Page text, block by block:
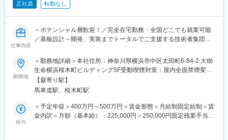
正社員 転勤なし
仕事内容
～ポテンシャル層歓迎！／完全在宅勤務・全国どこでも就業可能
／基板設計～開発、実装までトータルでご支援する技術者集団／
■募集背景
AI技術の進化や、スマートフォン等の電子機器の開発加速に伴
い、そこに使用される基板の高品質化も進んでいます。
当社は2008年に創業し、大手セットメーカーで開発を手がけてい
た人材で技術陣を構成し「回路設計がわかるアートワーク屋」と
して、基板設計から製造、実装までをトータルで承っています。
勤務地
＜勤務地詳細＞本社住所：神奈川県横浜市中区太田町6-84-2 大樹
生命横浜桜木町ビルディング5F受動喫煙対策：屋内全面禁煙変更
の範囲：会社の定める事業所（リモートワーク含む）
【最寄り駅】
馬車道駅、桜木町駅
給与
＜予定年収＞400万円～500万円＜賃金形態＞月給制固定給制＜賃
金内訳＞月額（基本給）：225,000円～250,000円固定残業手当/